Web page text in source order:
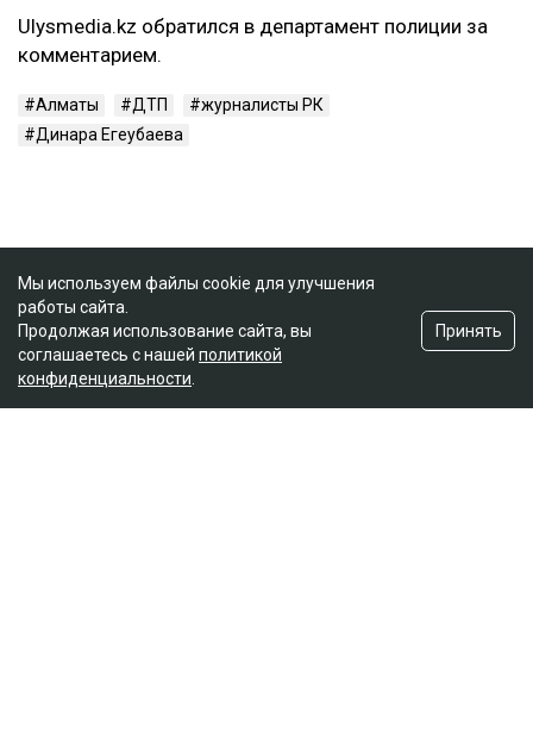
Ulysmedia.kz обратился в департамент полиции за
комментарием.
Алматы ДТП
журналисты РК
Динара Егеубаева
Мы используем файлы cookie для улучшения
работы сайта.
Продолжая использование сайта, вы
соглашаетесь с нашей политикой
конфиденциальности
Принять